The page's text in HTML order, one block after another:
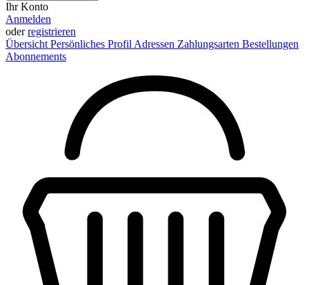
Ihr Konto
Anmelden
oderregistrieren
Übersicht Persönliches Profil Adressen Zahlungsarten Bestellungen
Abonnements